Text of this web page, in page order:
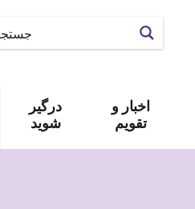
درگیر
شوید
اخبار و
تقویم